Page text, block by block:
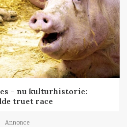
– nu kulturhistorie:
truet race
Annonce